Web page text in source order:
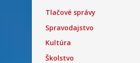
Tlačové správy
Spravodajstvo
Kultúra
Školstvo